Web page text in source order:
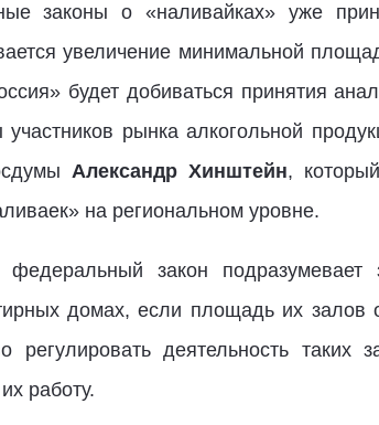
законы о «наливайках» уже
увеличение минимальной
будет добиваться принятия
участников рынка алкогольной
Александр Хинштейн,
на региональном уровне.
федеральный закон
домах, если площадь их
регулировать деятельность
работу.